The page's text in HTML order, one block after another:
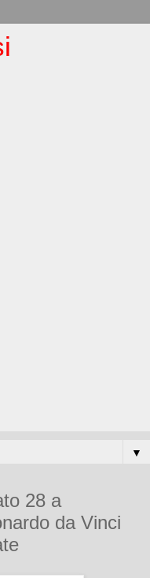
▼
28 a
da Vinci